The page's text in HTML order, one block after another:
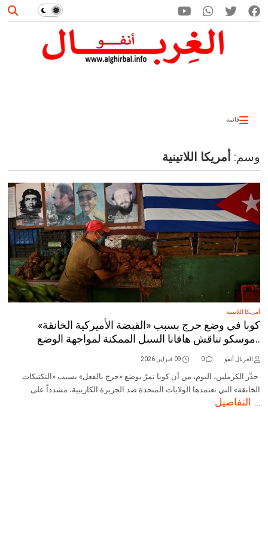
قائمة
وسم: أمريكا اللاتينية
أمريكا اللاتينية
كوبا في وضع حرج بسبب «القبضة الأميركية الخانقة»
..موسكو تناقش هافانا السبل الممكنة لمواجهة الوضع
الغربال أنفو 0 09 فبراير, 2026
حذّر الكرملين، اليوم، من أن كوبا تمرّ بوضع «حرج بالفعل» بسبب «التكتيكات
الخانقة» التي تعتمدها الولايات المتحدة ضد الجزيرة الكاريبية، مشدداً على
...
التفاصيل